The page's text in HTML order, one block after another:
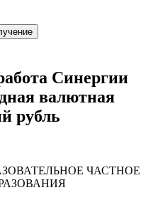
Синергии
валютная
рубль
ЧАСТНОЕ